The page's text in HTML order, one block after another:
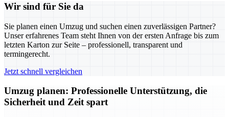
Wir sind für Sie da
Sie planen einen Umzug und suchen einen zuverlässigen Partner?
Unser erfahrenes Team steht Ihnen von der ersten Anfrage bis zum
letzten Karton zur Seite – professionell, transparent und
termingerecht.
Jetzt schnell vergleichen
Umzug planen: Professionelle Unterstützung, die
Sicherheit und Zeit spart